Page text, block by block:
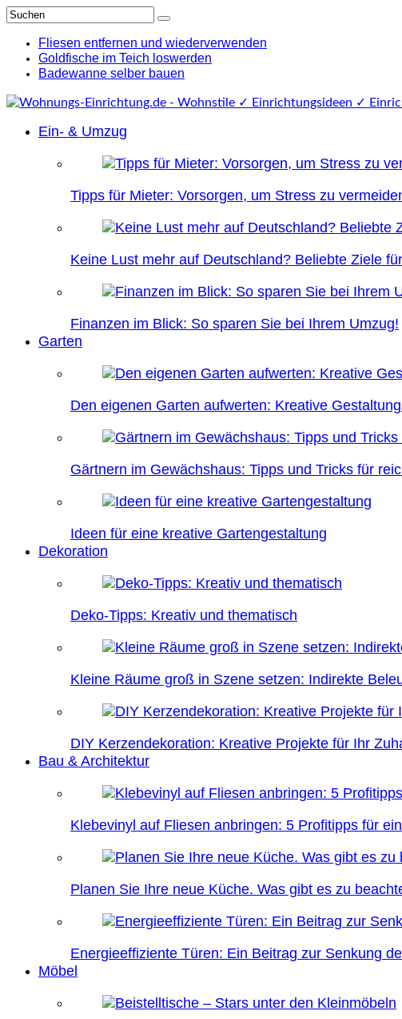
Fliesen entfernen und wiederverwenden
Goldfische im Teich loswerden
Badewanne selber bauen
Ein- & Umzug
Tipps für Mieter: Vorsorgen, um Stress zu
Keine Lust mehr auf Deutschland? Beliebte Ziele
Finanzen im Blick: So sparen Sie bei Ihrem Umzug!
Garten
Den eigenen Garten aufwerten: Kreative
Gärtnern im Gewächshaus: Tipps und Tricks für
Ideen für eine kreative Gartengestaltung
Dekoration
Deko-Tipps: Kreativ und thematisch
Kleine Räume groß in Szene setzen: Indirekte
DIY Kerzendekoration: Kreative Projekte für Ihr
Bau & Architektur
Klebevinyl auf Fliesen anbringen: 5 Profitipps für
Planen Sie Ihre neue Küche. Was gibt es zu
Energieeffiziente Türen: Ein Beitrag zur Senkung
Möbel